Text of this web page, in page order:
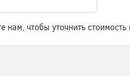
нам, чтобы уточнить